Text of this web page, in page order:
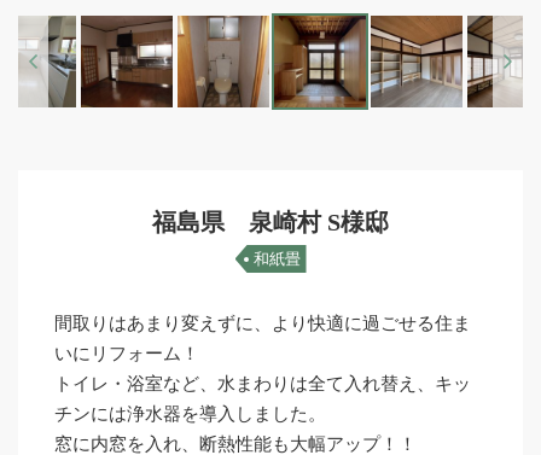
Previous Next
福島県 泉崎村 S様邸
和紙畳
間取りはあまり変えずに、より快適に過ごせる住ま
いにリフォーム！
トイレ・浴室など、水まわりは全て入れ替え、キッ
チンには浄水器を導入しました。
窓に内窓を入れ、断熱性能も大幅アップ！！